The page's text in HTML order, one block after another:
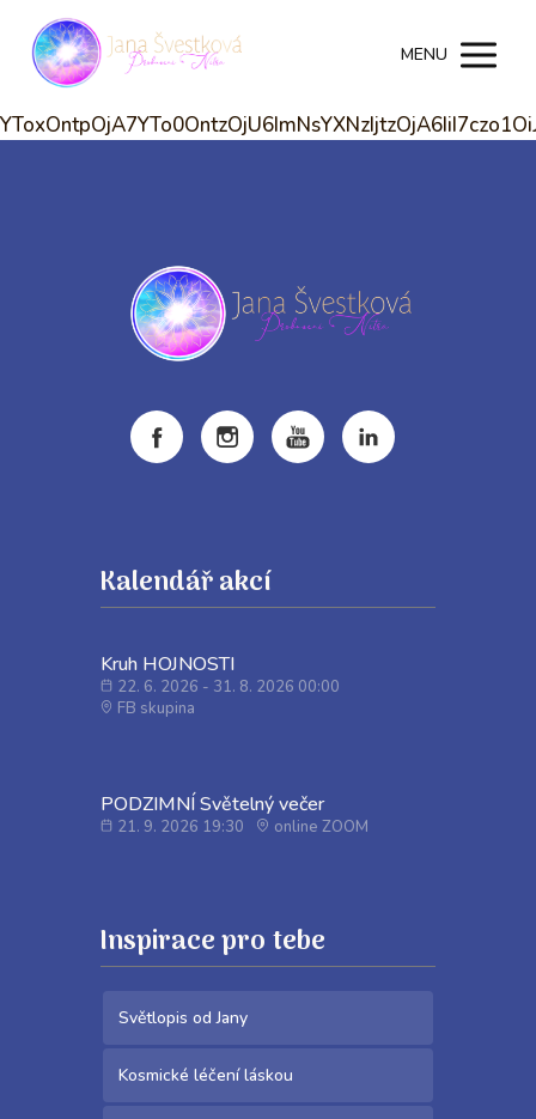
MENU
Kalendář akcí
Kruh HOJNOSTI
22. 6. 2026 - 31. 8. 2026 00:00
FB skupina
PODZIMNÍ Světelný večer
21. 9. 2026 19:30 online ZOOM
Inspirace pro tebe
Světlopis od Jany
Kosmické léčení láskou